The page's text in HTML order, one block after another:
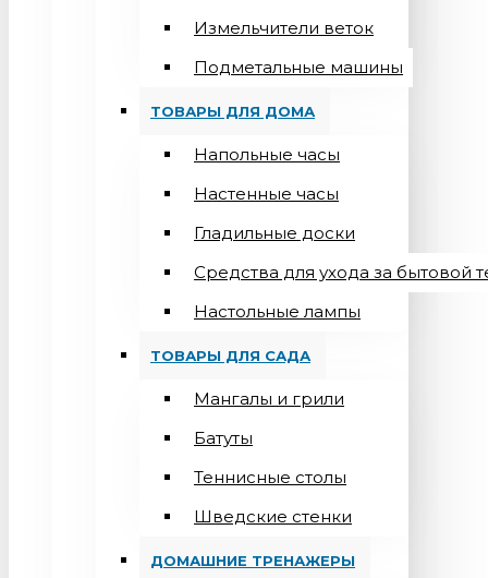
Измельчители веток
Подметальные машины
ТОВАРЫ ДЛЯ ДОМА
Напольные часы
Настенные часы
Гладильные доски
Средства для ухода за бытовой
Настольные лампы
ТОВАРЫ ДЛЯ САДА
Мангалы и грили
Батуты
Теннисные столы
Шведские стенки
ДОМАШНИЕ ТРЕНАЖЕРЫ